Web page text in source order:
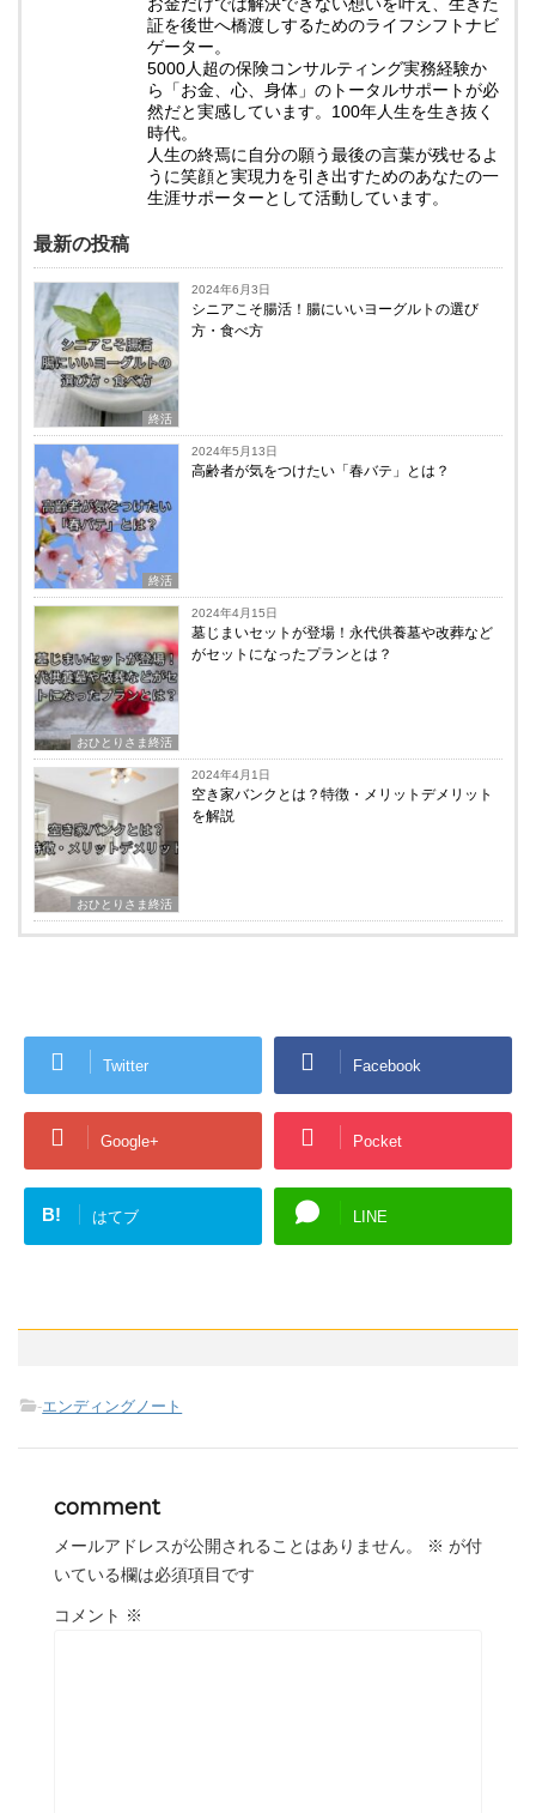
証を後世へ橋渡しするためのライフシフトナビ
ゲーター。
5000人超の保険コンサルティング実務経験か
ら「お金、心、身体」のトータルサポートが必
然だと実感しています。100年人生を生き抜く
時代。
人生の終焉に自分の願う最後の言葉が残せるよ
うに笑顔と実現力を引き出すためのあなたの一
生涯サポーターとして活動しています。
最新の投稿
終活
2024年6月3日
シニアこそ腸活！腸にいいヨーグルトの選び
方・食べ方
終活
2024年5月13日
高齢者が気をつけたい「春バテ」とは？
おひとりさま終活
2024年4月15日
墓じまいセットが登場！永代供養墓や改葬など
がセットになったプランとは？
おひとりさま終活
2024年4月1日
空き家バンクとは？特徴・メリットデメリット
を解説
Twitter Facebook
Google+ Pocket
B! はてブ LINE
-エンディングノート
comment
メールアドレスが公開されることはありません。 ※ が付
いている欄は必須項目です
コメント ※